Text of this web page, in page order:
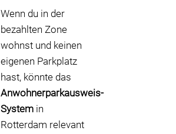
Wenn du in der
bezahlten Zone
wohnst und keinen
eigenen Parkplatz
hast, könnte das
Anwohnerparkausweis-
System in
Rotterdam relevant